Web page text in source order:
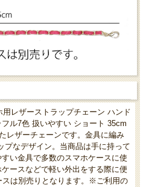
レザーストラップチェーン ハンド
ル7色 扱いやすい ショート 35cm
レザーチェーンです。金具に編み
プなデザイン。当商品は手に持って
い金具で多数のスマホケースに使
ースなどで軽い外出をする際に便
は別売りとなります。※ご利用の